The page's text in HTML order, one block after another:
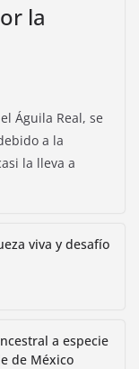
la
Águila Real, se
a la
la lleva a
viva y desafío
a especie
de México